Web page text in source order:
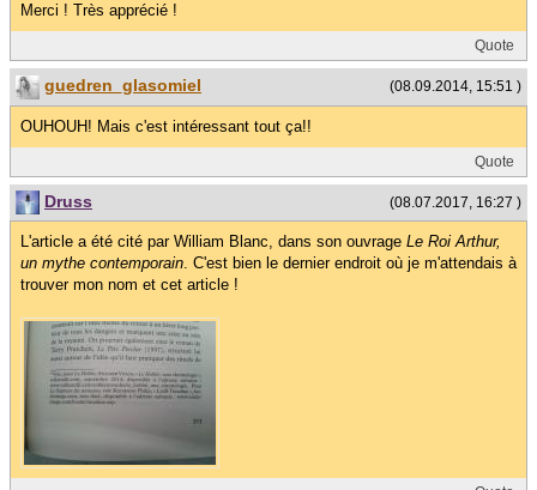
Merci ! Très apprécié !
Quote
(08.09.2014, 15:51 )
guedren_glasomiel
OUHOUH! Mais c'est intéressant tout ça!!
Quote
(08.07.2017, 16:27 )
Druss
L'article a été cité par William Blanc, dans son ouvrage Le Roi Arthur,
un mythe contemporain . C'est bien le dernier endroit où je m'attendais à
trouver mon nom et cet article !